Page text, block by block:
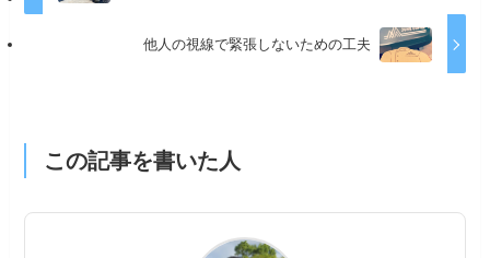
他人の視線で緊張しないための工夫
この記事を書いた人